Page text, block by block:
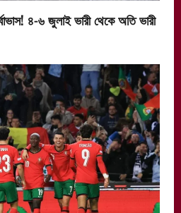
৪-৬ জুলাই ভারী থেকে অতি ভারী